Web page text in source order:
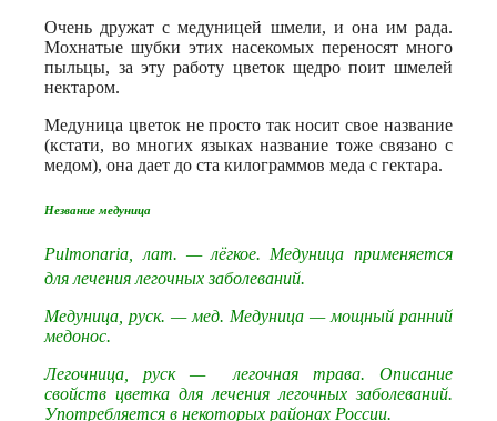
Очень дружат с медуницей шмели, и она им рада.
Мохнатые шубки этих насекомых переносят много
пыльцы, за эту работу цветок щедро поит шмелей
нектаром.
Медуница цветок не просто так носит свое название
(кстати, во многих языках название тоже связано с
медом), она дает до ста килограммов меда с гектара.
Незвание медуница
Pulmonaria, лат. — лёгкое. Медуница применяется
для лечения легочных заболеваний.
Медуница, руск. — мед. Медуница — мощный ранний
медонос.
Легочница, руск — легочная трава. Описание
свойств цветка для лечения легочных заболеваний.
Употребляется в некоторых районах России.